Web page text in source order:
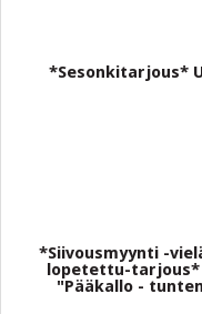
*Sesonkitarjous*
*Siivousmyynti -
lopetettu-tarjous*
"Pääkallo -